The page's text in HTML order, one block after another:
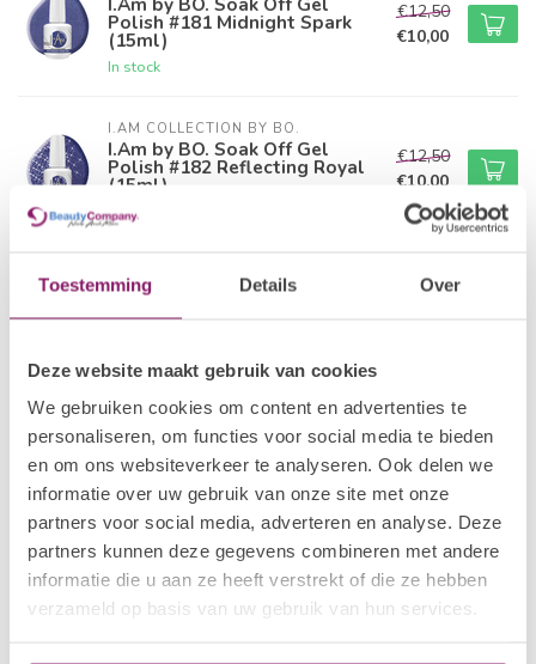
Toestemming Details Over
Deze website maakt gebruik van cookies
We gebruiken cookies om content en advertenties te
personaliseren, om functies voor social media te bieden
en om ons websiteverkeer te analyseren. Ook delen we
informatie over uw gebruik van onze site met onze
partners voor social media, adverteren en analyse. Deze
partners kunnen deze gegevens combineren met andere
informatie die u aan ze heeft verstrekt of die ze hebben
verzameld op basis van uw gebruik van hun services.
Polish #181 Midnight Spark
(15ml)
In stock
€12,50
€10,00
I.AM COLLECTION BY BO.
I.Am by BO. Soak Off Gel
Polish #182 Reflecting Royal
(15ml)
In stock
€12,50
€10,00
I.AM COLLECTION BY BO.
I.Am by BO. Soak Off Gel
Polish #183 Bubble Pop
I.AM COLLECTION BY BO.
I.Am by BO. Soak Off Gel
Polish #184 Cosmic Confetti
(15ml)
In stock
€12,50
€10,00
I.AM COLLECTION BY BO.
I.Am by BO. Soak Off Gel
Polish #185 Ice Cream Disco
(15ml)
€12,50
€10,00